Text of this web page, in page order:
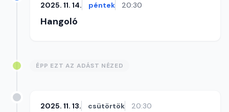
2025. 11. 14. péntek 20:30
Hangoló
ÉPP EZT AZ ADÁST NÉZED
2025. 11. 13. csütörtök 20:30